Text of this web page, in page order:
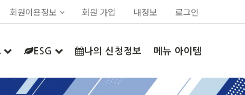
회원이용정보 회원 가입 내정보 로그인
ESG 나의 신청정보 메뉴 아이템